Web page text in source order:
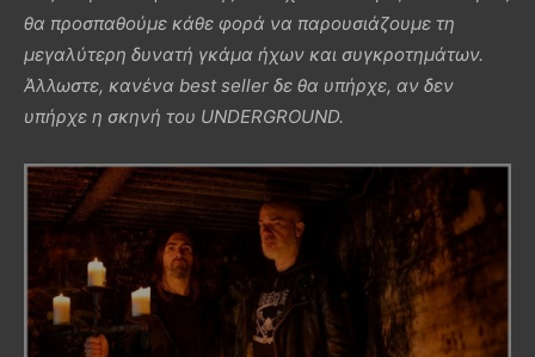
θα προσπαθούμε κάθε φορά να παρουσιάζουμε τη
μεγαλύτερη δυνατή γκάμα ήχων και συγκροτημάτων.
Άλλωστε, κανένα best seller δε θα υπήρχε, αν δεν
υπήρχε η σκηνή του UNDERGROUND.